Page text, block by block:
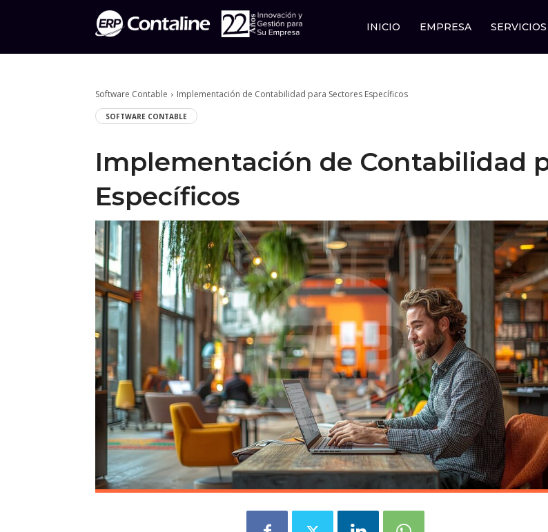
INICIO EMPRESA SERVICIOS
Software Contable Implementación de Contabilidad para Sectores Específicos
SOFTWARE CONTABLE
Implementación de Contabilidad
Específicos